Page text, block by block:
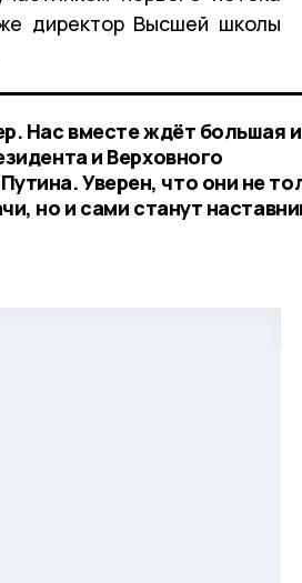
директор Высшей школы
Нас вместе ждёт большая и
и Верховного
Уверен, что они не
но и сами станут